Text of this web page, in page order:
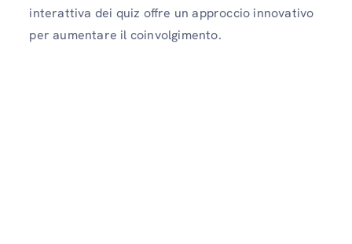
interattiva dei quiz offre un approccio innovativo
per aumentare il coinvolgimento.